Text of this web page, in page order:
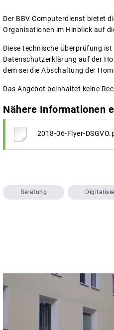
Der BBV Computerdienst bietet
Organisationen im Hinblick auf
Diese technische Überprüfung
Datenschutzerklärung auf der
dem sei die Abschaltung der
Das Angebot beinhaltet keine
Nähere Informationen
2018-06-Flyer-
Beratung